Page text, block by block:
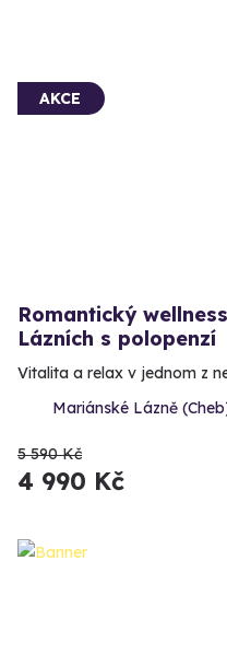
AKCE
Romantický
Lázních s polopenzí
Vitalita a relax v jednom z
Mariánské Lázně
5 590 Kč
4 990 Kč